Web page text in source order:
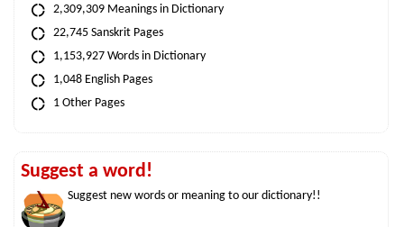
2,309,309 Meanings in Dictionary
22,745 Sanskrit Pages
1,153,927 Words in Dictionary
1,048 English Pages
1 Other Pages
Suggest a word!
Suggest new words or meaning to our dictionary!!